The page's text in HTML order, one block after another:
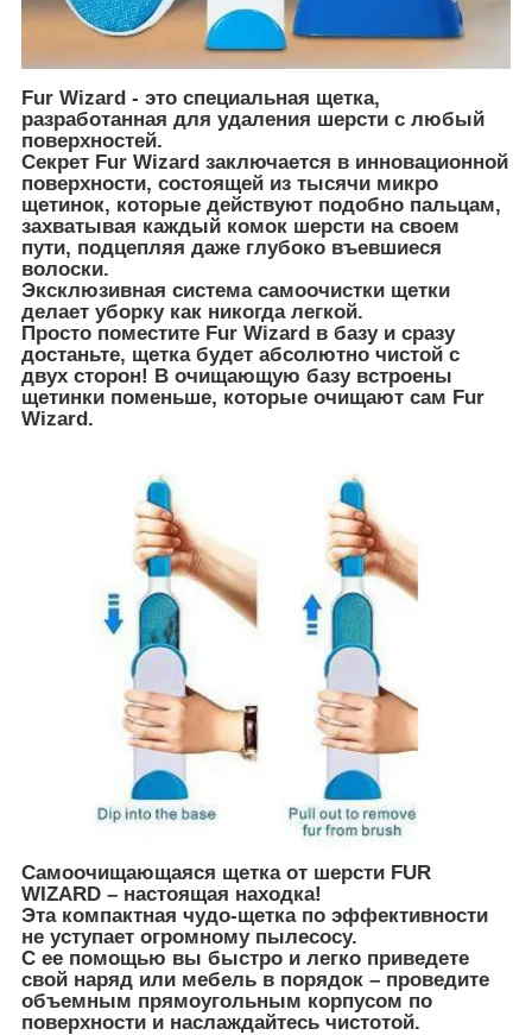
Fur Wizard - это специальная щетка,
разработанная для удаления шерсти с любый
поверхностей.
Секрет Fur Wizard заключается в инновационной
поверхности, состоящей из тысячи микро
щетинок, которые действуют подобно пальцам,
захватывая каждый комок шерсти на своем
пути, подцепляя даже глубоко въевшиеся
волоски.
Эксклюзивная система самоочистки щетки
делает уборку как никогда легкой.
Просто поместите Fur Wizard в базу и сразу
достаньте, щетка будет абсолютно чистой с
двух сторон! В очищающую базу встроены
щетинки поменьше, которые очищают сам Fur
Wizard.
Самоочищающаяся щетка от шерсти FUR
WIZARD – настоящая находка!
Эта компактная чудо-щетка по эффективности
не уступает огромному пылесосу.
С ее помощью вы быстро и легко приведете
свой наряд или мебель в порядок – проведите
объемным прямоугольным корпусом по
поверхности и наслаждайтесь чистотой.